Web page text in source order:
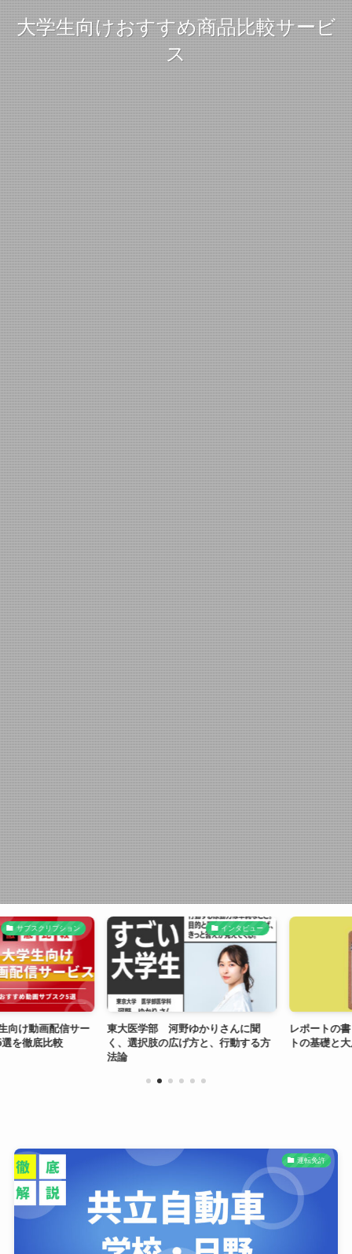
大学生向けおすすめ商品比較サービ
ス
サブスクリプション
動画配信サー
徹底比較
インタビュー
東大医学部 河野ゆかりさんに聞
く、選択肢の広げ方と、行動する方
法論
レポートの書
トの基礎と大原
運転免許